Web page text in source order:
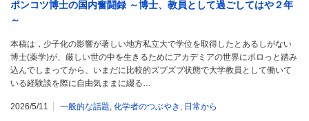
ポンコツ博士の国内奮闘録 ～博士、教員として過ごしてはや２年
～
本稿は，少子化の影響が著しい地方私立大で学位を取得したとあるしがない
博士(薬学)が、厳しい世の中を生きるためにアカデミアの世界にポロっと踏み
込んでしまってから、いまだに比較的ズブズブ状態で大学教員として働いて
いる経験談を際に自由気ままに綴る…
2026/5/11 一般的な話題, 化学者のつぶやき , 日常から